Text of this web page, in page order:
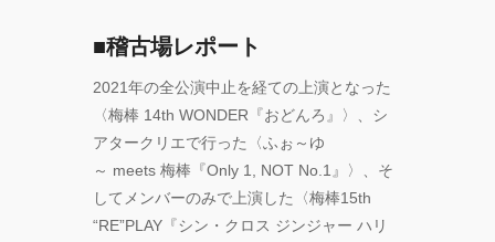
■稽古場レポート
2021年の全公演中止を経ての上演となった
〈梅棒 14th WONDER『おどんろ』〉、シ
アタークリエで行った〈ふぉ～ゆ
～ meets 梅棒『Only 1, NOT No.1』〉、そ
してメンバーのみで上演した〈梅棒15th
“RE”PLAY『シン・クロス ジンジャー ハリ